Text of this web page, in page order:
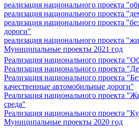
реализация национального проекта
реализация национального проекта
реализация национального проекта
дороги"
реализация национального проекта
Муниципальные проекты 2021 год
Реализация национального проекта
Реализация национального проекта
Реализация национального проекта
качественные автомобильные дороги"
Реализация национального проекта
среда"
Реализация национального проекта
Муниципальные проекты 2020 год